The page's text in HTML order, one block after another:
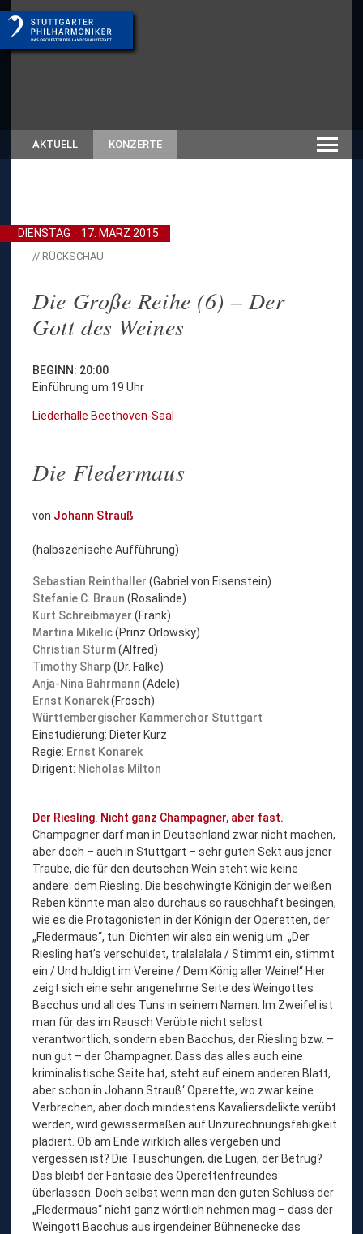
AKTUELL KONZERTE
DIENSTAG 17. MÄRZ 2015
// RÜCKSCHAU
Die Große Reihe (6) – Der
Gott des Weines
BEGINN: 20:00
Einführung um 19 Uhr
Liederhalle Beethoven-Saal
Die Fledermaus
von Johann Strauß
(halbszenische Aufführung)
Sebastian Reinthaller (Gabriel von Eisenstein)
Stefanie C. Braun (Rosalinde)
Kurt Schreibmayer (Frank)
Martina Mikelic(Prinz Orlowsky)
Christian Sturm(Alfred)
Timothy Sharp(Dr. Falke)
Anja-Nina Bahrmann (Adele)
Ernst Konarek(Frosch)
Württembergischer Kammerchor Stuttgart
Einstudierung: Dieter Kurz
Regie: Ernst Konarek
Dirigent: Nicholas Milton
Der Riesling. Nicht ganz Champagner, aber fast.
Champagner darf man in Deutschland zwar nicht machen,
aber doch – auch in Stuttgart – sehr guten Sekt aus jener
Traube, die für den deutschen Wein steht wie keine
andere: dem Riesling. Die beschwingte Königin der weißen
Reben könnte man also durchaus so rauschhaft besingen,
wie es die Protagonisten in der Königin der Operetten, der
„Fledermaus“, tun. Dichten wir also ein wenig um: „Der
Riesling hat’s verschuldet, tralalalala / Stimmt ein, stimmt
ein / Und huldigt im Vereine / Dem König aller Weine!“ Hier
zeigt sich eine sehr angenehme Seite des Weingottes
Bacchus und all des Tuns in seinem Namen: Im Zweifel ist
man für das im Rausch Verübte nicht selbst
verantwortlich, sondern eben Bacchus, der Riesling bzw. –
nun gut – der Champagner. Dass das alles auch eine
kriminalistische Seite hat, steht auf einem anderen Blatt,
aber schon in Johann Strauß‘ Operette, wo zwar keine
Verbrechen, aber doch mindestens Kavaliersdelikte verübt
werden, wird gewissermaßen auf Unzurechnungsfähigkeit
plädiert. Ob am Ende wirklich alles vergeben und
vergessen ist? Die Täuschungen, die Lügen, der Betrug?
Das bleibt der Fantasie des Operettenfreundes
überlassen. Doch selbst wenn man den guten Schluss der
„Fledermaus“ nicht ganz wörtlich nehmen mag – dass der
Weingott Bacchus aus irgendeiner Bühnenecke das